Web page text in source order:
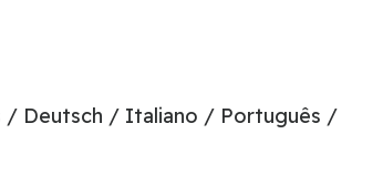
/ Deutsch / Italiano / Português /